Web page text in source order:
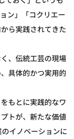
ン」「コクリエー
ら実践されてきた
、伝統工芸の現場
具体的かつ実用的
もとに実践的なワ
トが、新たな価値
イノベーションに